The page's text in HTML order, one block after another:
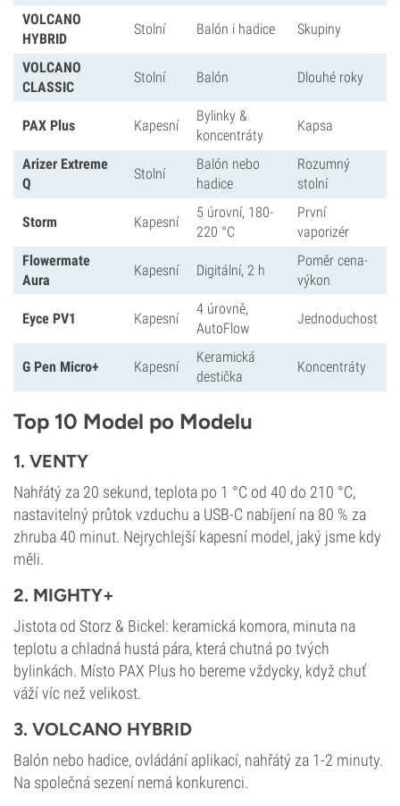
VOLCANO
HYBRID
Stolní Balón i hadice Skupiny
VOLCANO
CLASSIC
Stolní Balón Dlouhé roky
PAX Plus Kapesní
Bylinky &
koncentráty
Kapsa
Arizer Extreme
Q
Stolní
Balón nebo
hadice
Rozumný
stolní
Storm Kapesní
5 úrovní, 180-
220 °C
První
vaporizér
Flowermate
Aura
Kapesní Digitální, 2 h
Poměr cena-
výkon
Eyce PV1 Kapesní
4 úrovně,
AutoFlow
Jednoduchost
G Pen Micro+ Kapesní
Keramická
destička
Koncentráty
Top 10 Model po Modelu
1. VENTY
Nahřátý za 20 sekund, teplota po 1 °C od 40 do 210 °C,
nastavitelný průtok vzduchu a USB-C nabíjení na 80 % za
zhruba 40 minut. Nejrychlejší kapesní model, jaký jsme kdy
měli.
2. MIGHTY+
Jistota od Storz & Bickel: keramická komora, minuta na
teplotu a chladná hustá pára, která chutná po tvých
bylinkách. Místo PAX Plus ho bereme vždycky, když chuť
váží víc než velikost.
3. VOLCANO HYBRID
Balón nebo hadice, ovládání aplikací, nahřátý za 1-2 minuty.
Na společná sezení nemá konkurenci.